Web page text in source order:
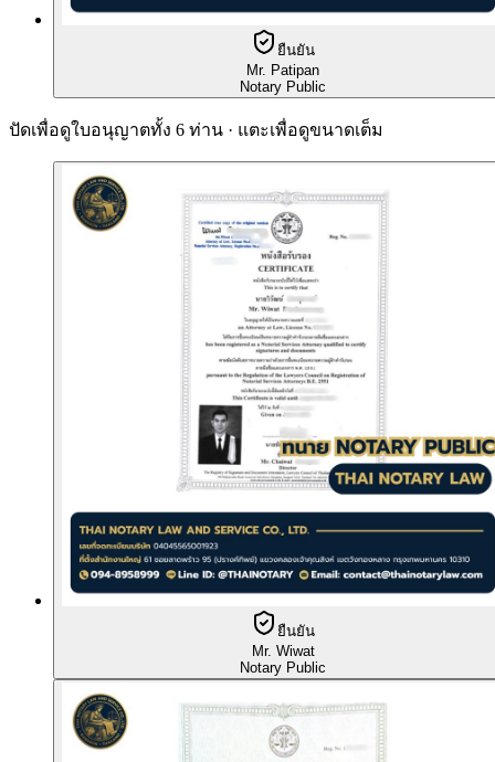
ยืนยัน
Mr. Patipan
Notary Public
ปัดเพื่อดูใบอนุญาตทั้ง 6 ท่าน · แตะเพื่อดูขนาดเต็ม
ยืนยัน
Mr. Wiwat
Notary Public